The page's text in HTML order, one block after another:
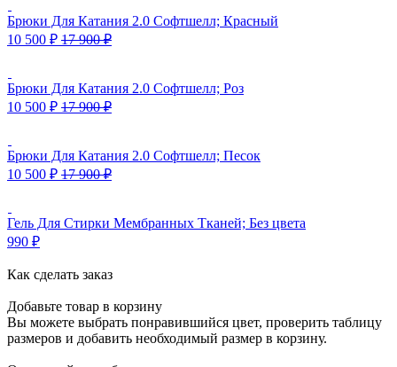
Брюки Для Катания 2.0 Софтшелл; Красный
10 500 ₽ 17 900₽
Брюки Для Катания 2.0 Софтшелл; Роз
10 500 ₽ 17 900₽
Брюки Для Катания 2.0 Софтшелл; Песок
10 500 ₽ 17 900₽
Гель Для Стирки Мембранных Тканей; Без цвета
990 ₽
Как сделать заказ
Добавьте товар в корзину
Вы можете выбрать понравившийся цвет, проверить таблицу
размеров и добавить необходимый размер в корзину.